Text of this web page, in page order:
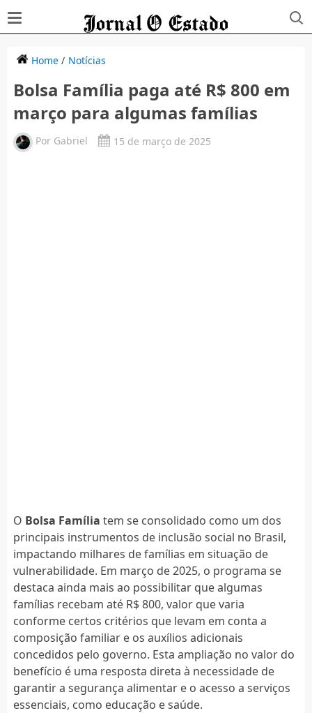
Home/ Notícias
Bolsa Família paga até R$ 800 em
março para algumas famílias
Por Gabriel 15 de março de 2025
O Bolsa Família tem se consolidado como um dos
principais instrumentos de inclusão social no Brasil,
impactando milhares de famílias em situação de
vulnerabilidade. Em março de 2025, o programa se
destaca ainda mais ao possibilitar que algumas
famílias recebam até R$ 800, valor que varia
conforme certos critérios que levam em conta a
composição familiar e os auxílios adicionais
concedidos pelo governo. Esta ampliação no valor do
benefício é uma resposta direta à necessidade de
garantir a segurança alimentar e o acesso a serviços
essenciais, como educação e saúde.